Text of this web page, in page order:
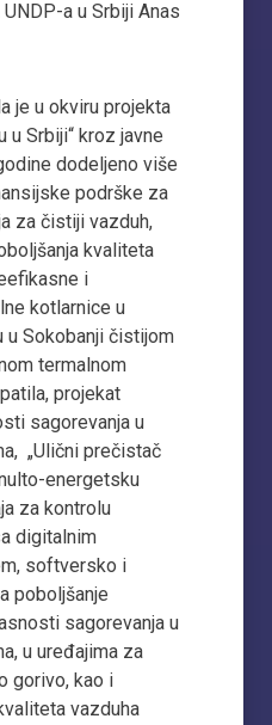
a u Srbiji Anas
je u okviru projekta
u Srbiji“ kroz javne
dodeljeno više
podrške za
za čistiji vazduh,
kvaliteta
i
kotlarnice u
Sokobanji čistijom
termalnom
projekat
sagorevanja u
„Ulični prečistač
energetsku
za kontrolu
digitalnim
softversko i
poboljšanje
sagorevanja u
u uređajima za
gorivo, kao i
vazduha